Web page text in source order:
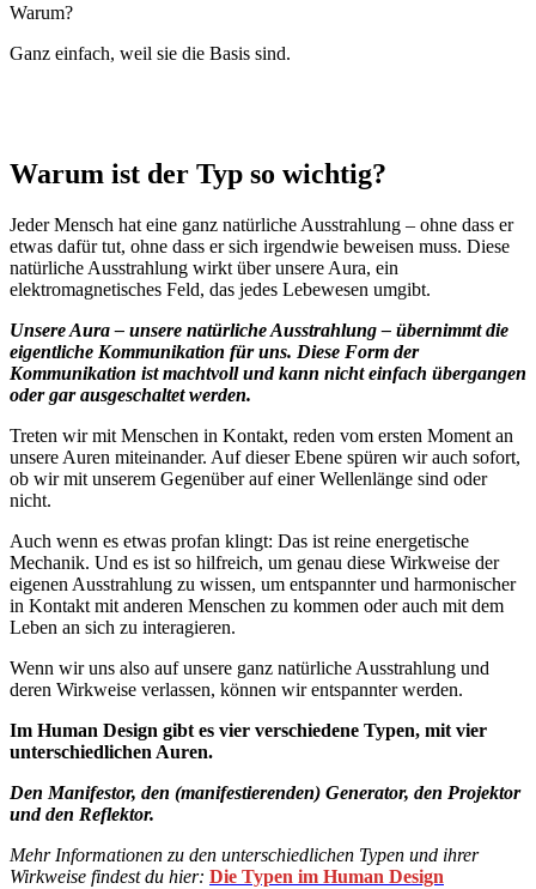
Warum?
Ganz einfach, weil sie die Basis sind.
Warum ist der Typ so wichtig?
Jeder Mensch hat eine ganz natürliche Ausstrahlung – ohne dass er
etwas dafür tut, ohne dass er sich irgendwie beweisen muss. Diese
natürliche Ausstrahlung wirkt über unsere Aura, ein
elektromagnetisches Feld, das jedes Lebewesen umgibt.
Unsere Aura – unsere natürliche Ausstrahlung – übernimmt die
eigentliche Kommunikation für uns. Diese Form der
Kommunikation ist machtvoll und kann nicht einfach übergangen
oder gar ausgeschaltet werden.
Treten wir mit Menschen in Kontakt, reden vom ersten Moment an
unsere Auren miteinander. Auf dieser Ebene spüren wir auch sofort,
ob wir mit unserem Gegenüber auf einer Wellenlänge sind oder
nicht.
Auch wenn es etwas profan klingt: Das ist reine energetische
Mechanik. Und es ist so hilfreich, um genau diese Wirkweise der
eigenen Ausstrahlung zu wissen, um entspannter und harmonischer
in Kontakt mit anderen Menschen zu kommen oder auch mit dem
Leben an sich zu interagieren.
Wenn wir uns also auf unsere ganz natürliche Ausstrahlung und
deren Wirkweise verlassen, können wir entspannter werden.
Im Human Design gibt es vier verschiedene Typen, mit vier
unterschiedlichen Auren.
Den Manifestor, den (manifestierenden) Generator, den Projektor
und den Reflektor.
Mehr Informationen zu den unterschiedlichen Typen und ihrer
Wirkweise findest du hier: Die Typen im Human Design